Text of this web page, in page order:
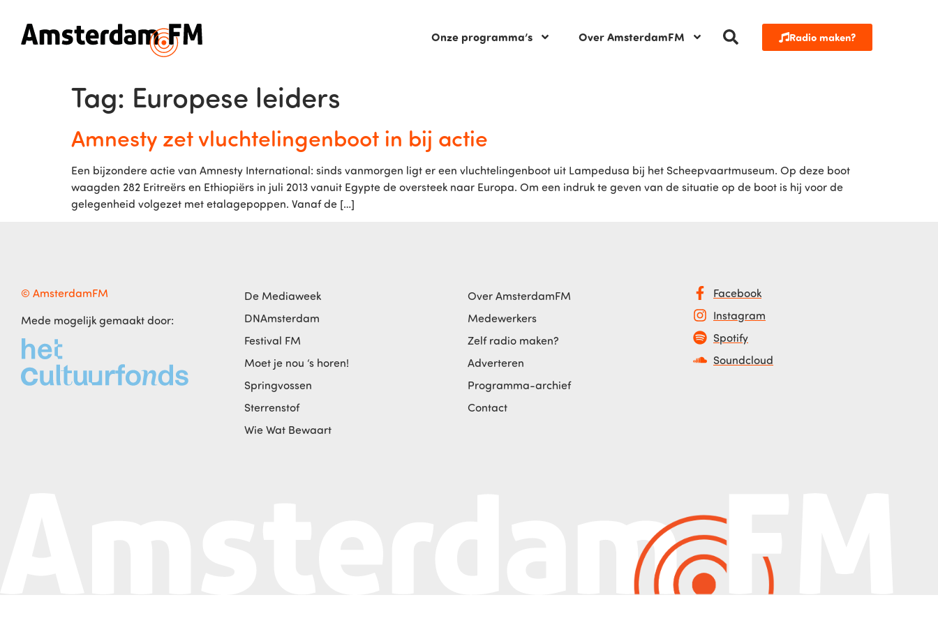
Onze programma’s Over AmsterdamFM Radio maken?
Tag: Europese leiders
Amnesty zet vluchtelingenboot in bij actie
Een bijzondere actie van Amnesty International: sinds vanmorgen ligt er een vluchtelingenboot uit Lampedusa bij het Scheepvaartmuseum. Op deze boot
waagden 282 Eritreërs en Ethiopiërs in juli 2013 vanuit Egypte de oversteek naar Europa. Om een indruk te geven van de situatie op de boot is hij voor de
gelegenheid volgezet met etalagepoppen. Vanaf de […]
© AmsterdamFM
Mede mogelijk gemaakt door:
De Mediaweek
DNAmsterdam
Festival FM
Moet je nou ‘s horen!
Springvossen
Sterrenstof
Wie Wat Bewaart
Over AmsterdamFM
Medewerkers
Zelf radio maken?
Adverteren
Programma-archief
Contact
Facebook
Instagram
Spotify
Soundcloud